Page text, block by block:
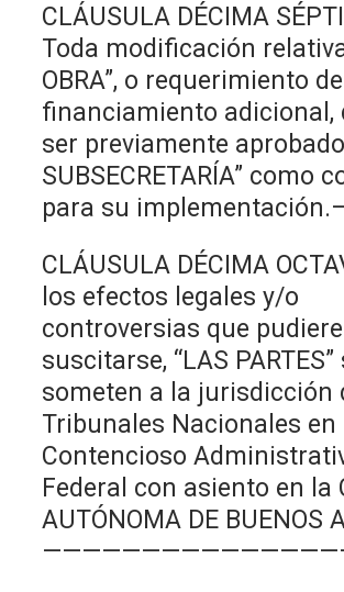
CLÁUSULA DÉCIMA
Toda modificación
OBRA”, o requerimiento de
financiamiento adicional,
ser previamente
SUBSECRETARÍA” como
para su
CLÁUSULA DÉCIMA
los efectos legales y/o
controversias que
suscitarse, “LAS PARTES”
someten a la jurisdicción
Tribunales Nacionales en
Contencioso
Federal con asiento en la
AUTÓNOMA DE BUENOS